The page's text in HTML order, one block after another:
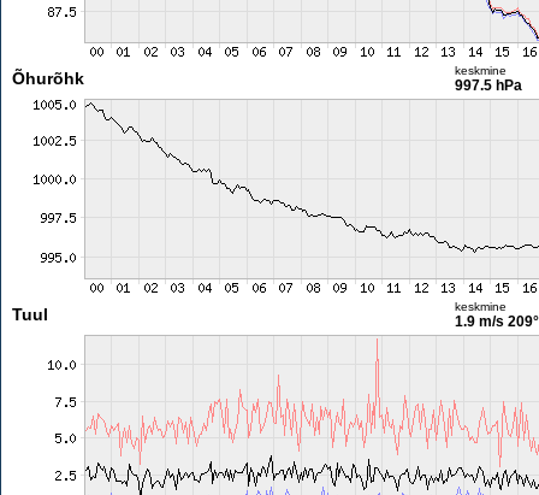
Õhurõhk keskmine
997.5 hPa
Tuul keskmine
1.9 m/s 209°